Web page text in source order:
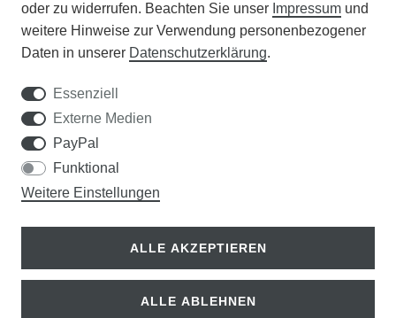
WISSENSWERTES
DER WEG ZUM TRAUMRASEN
Samen Rohde GmbH
© Copyright 2026 | Alle Rechte vorbehalten.
oder zu widerrufen. Beachten Sie unser Impressum und
weitere Hinweise zur Verwendung personenbezogener
Daten in unserer Daten­schutz­erklärung.
Essenziell
Externe Medien
PayPal
Funktional
Weitere Einstellungen
ALLE AKZEPTIEREN
ALLE ABLEHNEN